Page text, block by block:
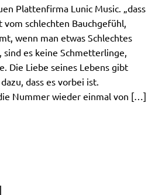
Plattenfirma Lunic Music. „dass
schlechten Bauchgefühl,
wenn man etwas Schlechtes
sind es keine Schmetterlinge,
Die Liebe seines Lebens gibt
dass es vorbei ist.
Nummer wieder einmal von […]